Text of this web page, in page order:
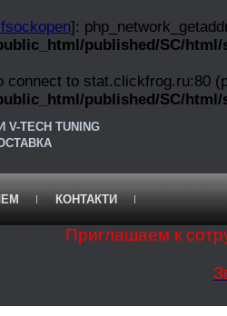
]:
published/SC/
connect to stat.clickfrog.ru:80
published/SC/
TECH TUNING
КОНТАКТИ
Приглашаем к